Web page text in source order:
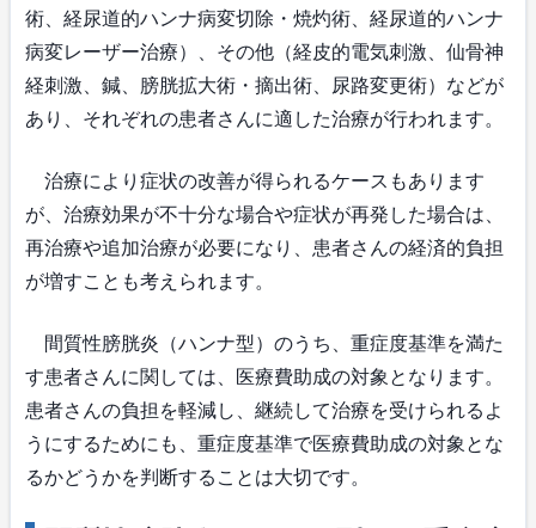
術、経尿道的ハンナ病変切除・焼灼術、経尿道的ハンナ
病変レーザー治療）、その他（経皮的電気刺激、仙骨神
経刺激、鍼、膀胱拡大術・摘出術、尿路変更術）などが
あり、それぞれの患者さんに適した治療が行われます。
治療により症状の改善が得られるケースもあります
が、治療効果が不十分な場合や症状が再発した場合は、
再治療や追加治療が必要になり、患者さんの経済的負担
が増すことも考えられます。
間質性膀胱炎（ハンナ型）のうち、重症度基準を満た
す患者さんに関しては、医療費助成の対象となります。
患者さんの負担を軽減し、継続して治療を受けられるよ
うにするためにも、重症度基準で医療費助成の対象とな
るかどうかを判断することは大切です。